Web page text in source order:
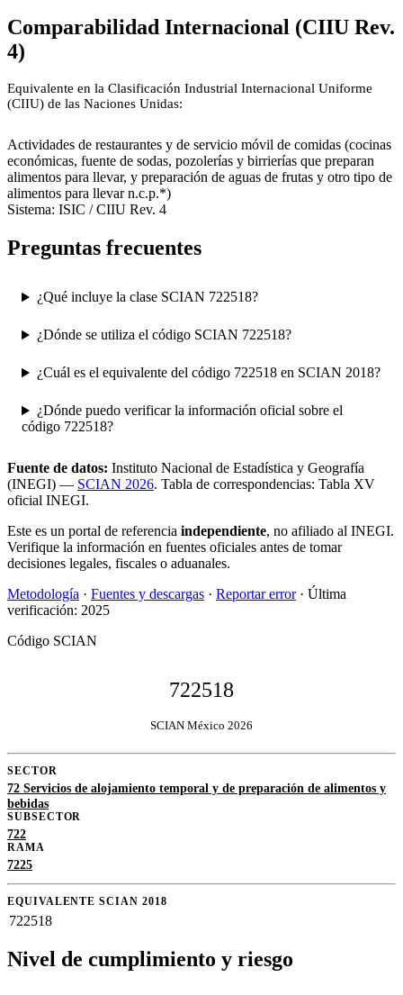
Comparabilidad Internacional (CIIU Rev.
4)
Equivalente en la Clasificación Industrial Internacional Uniforme
(CIIU) de las Naciones Unidas:
Actividades de restaurantes y de servicio móvil de comidas (cocinas
económicas, fuente de sodas, pozolerías y birrierías que preparan
alimentos para llevar, y preparación de aguas de frutas y otro tipo de
alimentos para llevar n.c.p.*)
Sistema: ISIC / CIIU Rev. 4
Preguntas frecuentes
¿Qué incluye la clase SCIAN 722518?
¿Dónde se utiliza el código SCIAN 722518?
¿Cuál es el equivalente del código 722518 en SCIAN 2018?
¿Dónde puedo verificar la información oficial sobre el
código 722518?
Fuente de datos: Instituto Nacional de Estadística y Geografía
(INEGI) — SCIAN 2026. Tabla de correspondencias: Tabla XV
oficial INEGI.
Este es un portal de referencia independiente, no afiliado al INEGI.
Verifique la información en fuentes oficiales antes de tomar
decisiones legales, fiscales o aduanales.
Metodología · Fuentes y descargas · Reportar error· Última
verificación: 2025
Código SCIAN
722518
SCIAN México 2026
SECTOR
72 Servicios de alojamiento temporal y de preparación de alimentos y
bebidas
SUBSECTOR
722
RAMA
7225
EQUIVALENTE SCIAN 2018
722518
Nivel de cumplimiento y riesgo